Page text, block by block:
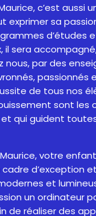
c’est aussi
exprimer sa
d’études
il sera
nous, par des
passionnés
de tous nos
sont les
et qui guident
votre
cadre d’exception
et
un ordinateur
de réaliser des